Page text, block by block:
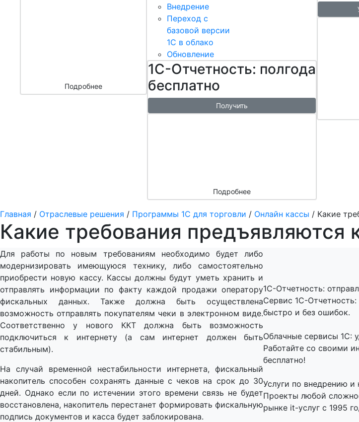
Подробнее
Внедрение
Переход с
базовой версии
1С в облако
Обновление
1С-Отчетность: полгода
бесплатно
Получить
Подробнее
Главная / Отраслевые решения / Программы 1С для торговли / Онлайн кассы / Какие
Какие требования предъявляются
Для работы по новым требованиям необходимо будет либо
модернизировать имеющуюся технику, либо самостоятельно
приобрести новую кассу. Кассы должны будут уметь хранить и
отправлять информации по факту каждой продажи оператору
фискальных данных. Также должна быть осуществлена
возможность отправлять покупателям чеки в электронном виде.
Соответственно у нового ККТ должна быть возможность
подключиться к интернету (а сам интернет должен быть
стабильным).
На случай временной нестабильности интернета, фискальный
накопитель способен сохранять данные с чеков на срок до 30
дней. Однако если по истечении этого времени связь не будет
восстановлена, накопитель перестанет формировать фискальную
подпись документов и касса будет заблокирована.
1C-Отчетность:
Сервис 1С-
быстро и без ошибок.
Облачные сервисы 1С:
Работайте со своими
бесплатно!
Услуги по внедрению и
Проекты любой
рынке it-услуг с 1995